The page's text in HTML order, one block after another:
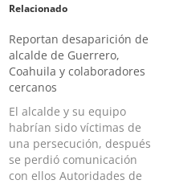
Relacionado
Reportan desaparición de
alcalde de Guerrero,
Coahuila y colaboradores
cercanos
El alcalde y su equipo
habrían sido víctimas de
una persecución, después
se perdió comunicación
con ellos Autoridades de